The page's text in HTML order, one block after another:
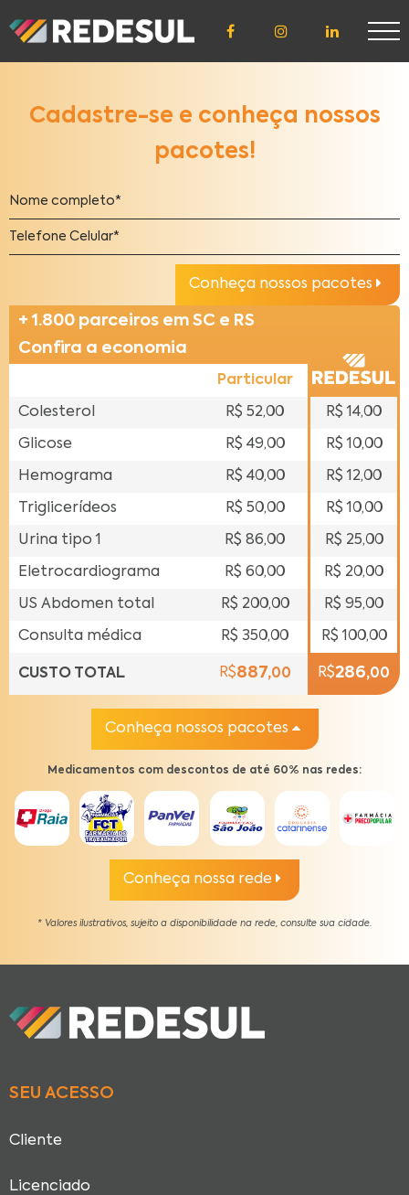
CREDENCIADO
LICENCIADO
EMPRESARIAL
Cadastre-se e conheça nossos
pacotes!
Conheça nossos pacotes
+ 1.800 parceiros em SC e RS
Confira a economia
Particular
Colesterol R$ 52,00 R$ 14,00
Glicose R$ 49,00 R$ 10,00
Hemograma R$ 40,00 R$ 12,00
Triglicerídeos R$ 50,00 R$ 10,00
Urina tipo 1 R$ 86,00 R$ 25,00
Eletrocardiograma R$ 60,00 R$ 20,00
US Abdomen total R$ 200,00 R$ 95,00
Consulta médica R$ 350,00 R$ 100,00
CUSTO TOTAL R$887,00 R$286,00
Conheça nossos pacotes
Medicamentos com descontos de até 60% nas redes:
Conheça nossa rede
* Valores ilustrativos, sujeito a disponibilidade na rede, consulte sua cidade.
SEU ACESSO
Cliente
Licenciado